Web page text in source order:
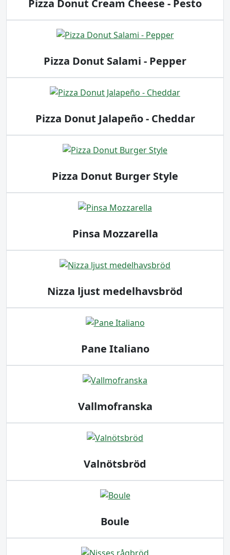
Pizza Donut Cream Cheese - Pesto
Pizza Donut Salami - Pepper
Pizza Donut Jalapeño - Cheddar
Pizza Donut Burger Style
Pinsa Mozzarella
Nizza ljust medelhavsbröd
Pane Italiano
Vallmofranska
Valnötsbröd
Boule